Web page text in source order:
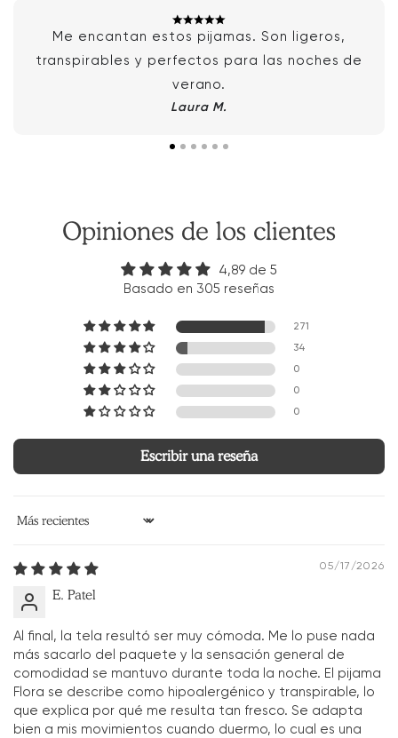
Me encantan estos pijamas. Son ligeros,
transpirables y perfectos para las noches de
verano.
Laura M.
Opiniones de los clientes
4,89 de 5
Basado en 305 reseñas
271
34
0
0
0
Escribir una reseña
Ordenar por
05/17/2026
E. Patel
Al final, la tela resultó ser muy cómoda. Me lo puse nada
más sacarlo del paquete y la sensación general de
comodidad se mantuvo durante toda la noche. El pijama
Flora se describe como hipoalergénico y transpirable, lo
que explica por qué me resulta tan fresco. Se adapta
bien a mis movimientos cuando duermo, lo cual es una